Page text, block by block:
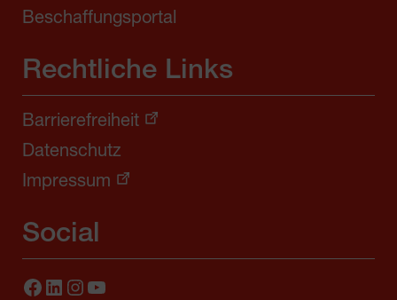
Beschaffungsportal
Rechtliche Links
Barrierefreiheit
Datenschutz
Impressum
Social
Facebook
LinkedIn
Instagram
YouTube